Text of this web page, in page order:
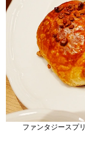
ファンタジースプ